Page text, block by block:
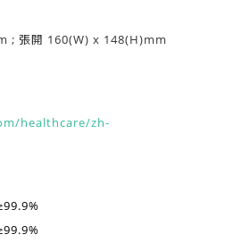
; 張開 160(W) x 148(H)mm
healthcare/zh-